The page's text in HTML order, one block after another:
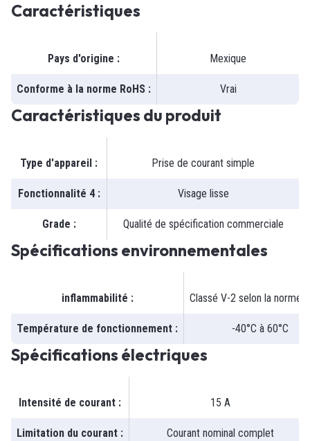
Caractéristiques
Pays d'origine : Mexique
Conforme à la norme RoHS : Vrai
Caractéristiques du produit
Type d'appareil : Prise de courant simple
Fonctionnalité 4: Visage lisse
Grade : Qualité de spécification commerciale
Spécifications environnementales
inflammabilité : Classé V-2 selon la norme
Température de fonctionnement : -40°C à 60°C
Spécifications électriques
Intensité de courant : 15 A
Limitation du courant : Courant nominal complet